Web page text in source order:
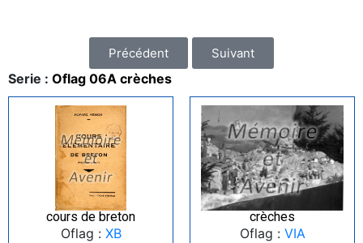
Précédent Suivant
Serie : Oflag 06A crèches
cours de breton
Oflag : XB
crèches
Oflag : VIA